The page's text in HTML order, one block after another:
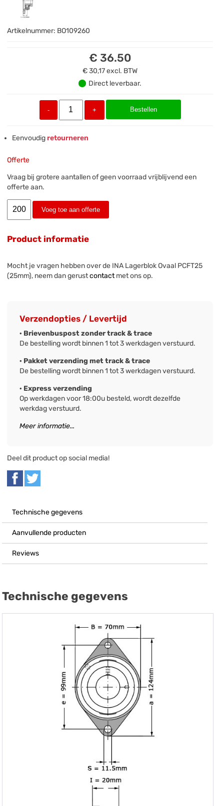
Artikelnummer: BO109260
€ 36.50
€ 30,17excl. BTW
Direct leverbaar.
- + Bestellen
Eenvoudigretourneren
Offerte
Vraag bij grotere aantallen of geen voorraad vrijblijvend een
offerte aan.
Voeg toe aan offerte
Product informatie
Mocht je vragen hebben over de INA Lagerblok Ovaal PCFT25
(25mm), neem dan gerustcontactmet ons op.
Verzendopties / Levertijd
· Brievenbuspost zonder track & trace
De bestelling wordt binnen 1 tot 3 werkdagen verstuurd.
· Pakket verzending met track & trace
De bestelling wordt binnen 1 tot 3 werkdagen verstuurd.
· Express verzending
Op werkdagen voor 18:00u besteld, wordt dezelfde
werkdag verstuurd.
Meer informatie...
Deel dit product op social media!
Technische gegevens
Aanvullende producten
Reviews
Technische gegevens